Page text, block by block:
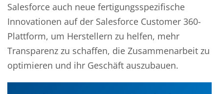
Salesforce auch neue fertigungsspezifische
Innovationen auf der Salesforce Customer 360-
Plattform, um Herstellern zu helfen, mehr
Transparenz zu schaffen, die Zusammenarbeit zu
optimieren und ihr Geschäft auszubauen.